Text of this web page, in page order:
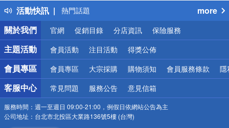
活動快訊
熱門話題
銀行優惠
偏遠地區配送
詐騙網頁！請小心！
more
關於我們
官網 促銷目錄 分店資訊 保險服務
主題活動 會員活動 注目活動 得獎公佈
會員專區 會員專區 大宗採購 購物須知 會員服務條款 隱
客服中心 常見問題 服務公告 意見信箱
服務時間： 週一至週日 09:00-21:00，例假日依網站公告為主
公司地址： 台北市北投區大業路136號5樓 (台灣)